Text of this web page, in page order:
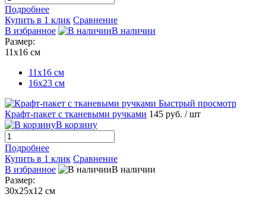
Подробнее
Купить в 1 клик Сравнение
В избранное
В наличии
Размер:
11х16 см
11х16 см
16x23 см
Быстрый просмотр
Крафт-пакет с тканевыми ручками 145 руб. / шт
В корзину
Подробнее
Купить в 1 клик Сравнение
В избранное
В наличии
Размер:
30х25х12 см